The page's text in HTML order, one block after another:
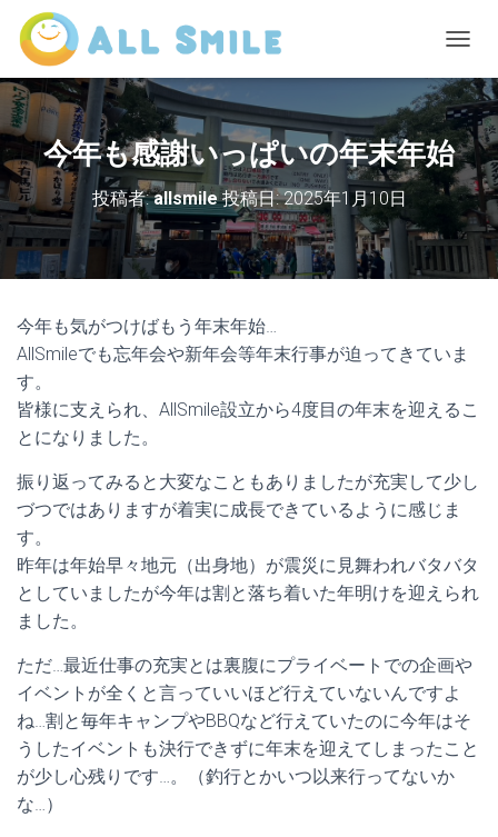
ビ
ゲ
ー
シ
ョ
ン
を
切
り
替
今年も感謝いっぱいの年末年始
投稿者:allsmile投稿日:2025年1月10日
今年も気がつけばもう年末年始…
AllSmileでも忘年会や新年会等年末行事が迫ってきていま
す。
皆様に支えられ、AllSmile設立から4度目の年末を迎えるこ
とになりました。
振り返ってみると大変なこともありましたが充実して少し
づつではありますが着実に成長できているように感じま
す。
昨年は年始早々地元（出身地）が震災に見舞われバタバタ
としていましたが今年は割と落ち着いた年明けを迎えられ
ました。
ただ…最近仕事の充実とは裏腹にプライベートでの企画や
イベントが全くと言っていいほど行えていないんですよ
ね…割と毎年キャンプやBBQなど行えていたのに今年はそ
うしたイベントも決行できずに年末を迎えてしまったこと
が少し心残りです…。（釣行とかいつ以来行ってないか
な…）